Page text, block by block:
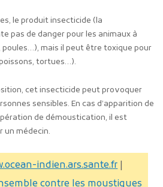
le produit insecticide (la
pas de danger pour les animaux à
poules…), mais il peut être toxique pour
tortues…).
cet insecticide peut provoquer
sensibles. En cas d’apparition de
de démoustication, il est
un médecin.
indien.ars.sante.fr|
contre les moustiques